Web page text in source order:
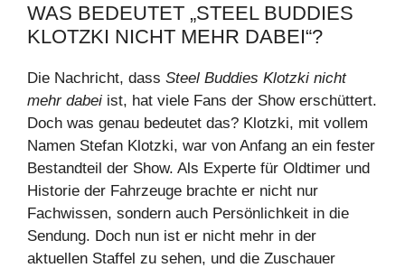
WAS BEDEUTET „STEEL BUDDIES
KLOTZKI NICHT MEHR DABEI“?
Die Nachricht, dass Steel Buddies Klotzki nicht
mehr dabei ist, hat viele Fans der Show erschüttert.
Doch was genau bedeutet das? Klotzki, mit vollem
Namen Stefan Klotzki, war von Anfang an ein fester
Bestandteil der Show. Als Experte für Oldtimer und
Historie der Fahrzeuge brachte er nicht nur
Fachwissen, sondern auch Persönlichkeit in die
Sendung. Doch nun ist er nicht mehr in der
aktuellen Staffel zu sehen, und die Zuschauer